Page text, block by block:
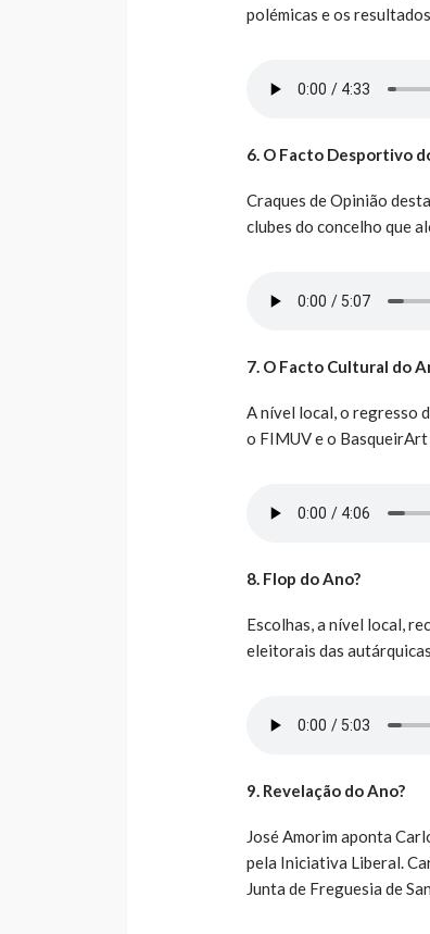
polémicas e os
6. O Facto Desportivo
Craques de Opinião
clubes do concelho que
7. O Facto Cultural do
A nível local, o regresso
o FIMUV e o BasqueirArt
8. Flop do Ano?
Escolhas, a nível local,
eleitorais das autárquicas.
9. Revelação do Ano?
José Amorim aponta
pela Iniciativa Liberal.
Junta de Freguesia de